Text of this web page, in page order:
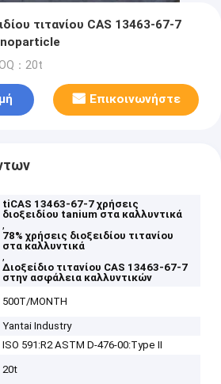
τιτανίου CAS 13463-67-7
：20t
Επικοινωνήστε
tiCAS 13463-67-7 χρήσεις
διοξειδίου tanium στα καλλυντικά
,
78% χρήσεις διοξειδίου τιτανίου
στα καλλυντικά
,
Διοξείδιο τιτανίου CAS 13463-67-7
στην ασφάλεια καλλυντικών
500T/MONTH
Yantai Industry
ISO 591:R2 ASTM D-476-00:Type II
20t